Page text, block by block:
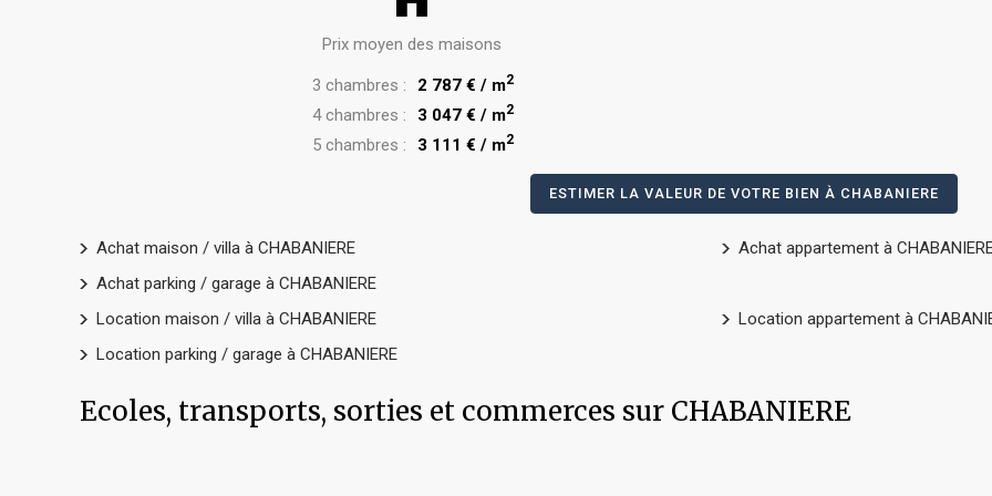
Prix moyen des maisons
3 chambres : 2 787 € / m2
4 chambres : 3 047 € / m2
5 chambres : 3 111 € / m2
ESTIMER LA VALEUR DE VOTRE BIEN À CHABANIERE
Achat maison / villa à CHABANIERE
Achat appartement à
Achat parking / garage à CHABANIERE
Location maison / villa à CHABANIERE
Location appartement à
Location parking / garage à CHABANIERE
Ecoles, transports, sorties et commerces sur CHABANIERE